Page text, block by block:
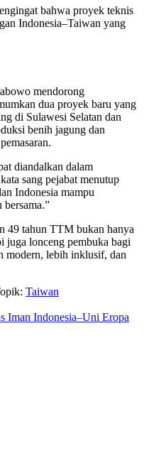
bahwa proyek teknis
Indonesia–Taiwan yang
mendorong
dua proyek baru yang
di Sulawesi Selatan dan
benih jagung dan
diandalkan dalam
sang pejabat menutup
Indonesia mampu
49 tahun TTM bukan hanya
juga lonceng pembuka bagi
modern, lebih inklusif, dan
Taiwan
Iman Indonesia–Uni Eropa